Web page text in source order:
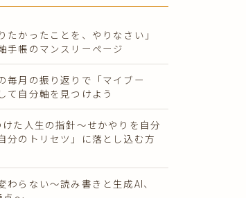
たかったことを、やりなさい」
手帳のマンスリーページ
毎月の振り返りで「マイブー
て自分軸を見つけよう
た人生の指針〜せかやりを自分
分のトリセツ」に落とし込む方
わらない〜読み書きと生成AI、